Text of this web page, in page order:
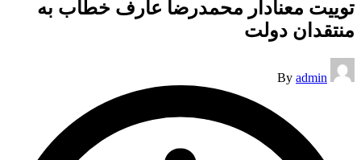
توییت معنادار محمدرضا عارف خطاب به
منتقدان دولت
Posted
by
By admin